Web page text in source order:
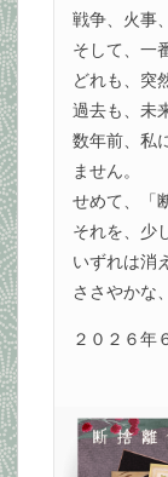
戦争、火事
そして、一
どれも、突
過去も、未
数年前、私
ません。
せめて、「
それを、少
いずれは消
ささやかな
２０２６年